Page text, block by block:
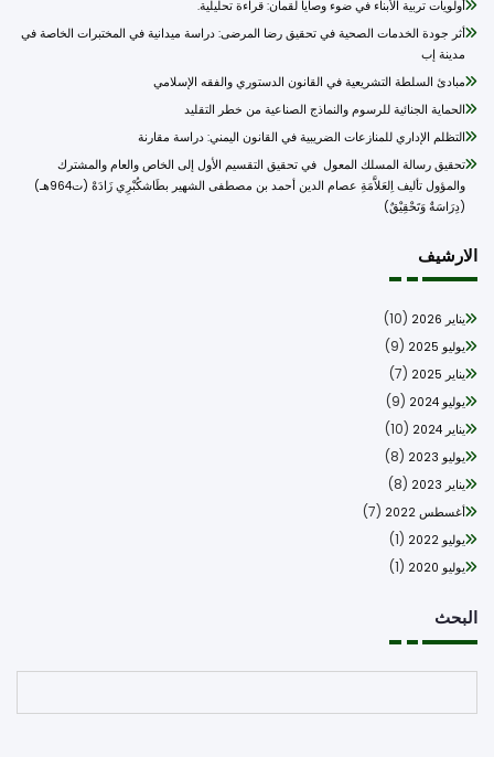
أولويات تربية الأبناء في ضوء وصايا لقمان: قراءة تحليلية.
أثر جودة الخدمات الصحية في تحقيق رضا المرضى: دراسة ميدانية في المختبرات الخاصة في
مدينة إب
مبادئ السلطة التشريعية في القانون الدستوري والفقه الإسلامي
الحماية الجنائية للرسوم والنماذج الصناعية من خطر التقليد
التظلم الإداري للمنازعات الضريبية في القانون اليمني: دراسة مقارنة
تحقيق رسالة المسلك المعول في تحقيق التقسيم الأول إلى الخاص والعام والمشترك
والمؤول تأليف اِلعَلاَّمَةِ عصام الدين أحمد بن مصطفى الشهير بطَاشكُبْرِي زَادَهْ (ت964هـ)
(دِرَاسَةٌ وَتَحْقِيْقٌ)
يناير 2026 (10)
يوليو 2025 (9)
يناير 2025 (7)
يوليو 2024 (9)
يناير 2024 (10)
يوليو 2023 (8)
يناير 2023 (8)
أغسطس 2022 (7)
يوليو 2022 (1)
يوليو 2020 (1)